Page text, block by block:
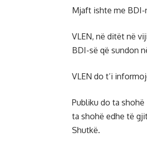
Mjaft ishte me BDI-
VLEN, në ditët në
BDI-së që sundon
VLEN do t’i
Publiku do ta
ta shohë edhe të
Shutkë.